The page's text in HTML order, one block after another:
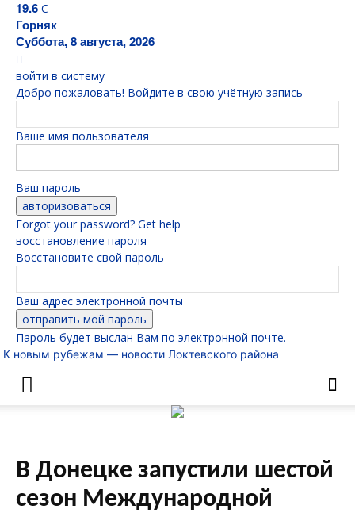
19.6 C
Горняк
Суббота, 8 августа, 2026
войти в систему
Добро пожаловать! Войдите в свою учётную запись
Ваше имя пользователя
Ваш пароль
Forgot your password? Get help
восстановление пароля
Восстановите свой пароль
Ваш адрес электронной почты
Пароль будет выслан Вам по электронной почте.
К новым рубежам — новости Локтевского района
В Донецке запустили шестой
сезон Международной